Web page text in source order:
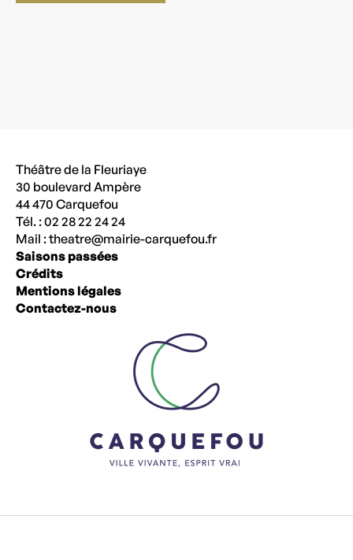
Théâtre de la Fleuriaye
30 boulevard Ampère
44 470 Carquefou
Tél. : 02 28 22 24 24
Mail :theatre@mairie-carquefou.fr
Saisons passées
Crédits
Mentions légales
Contactez-nous